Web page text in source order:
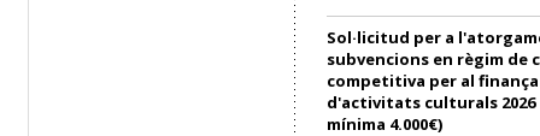
Sol·licitud per a
subvencions en règim de
competitiva per al
d'activitats culturals 2026
mínima 4.000€)